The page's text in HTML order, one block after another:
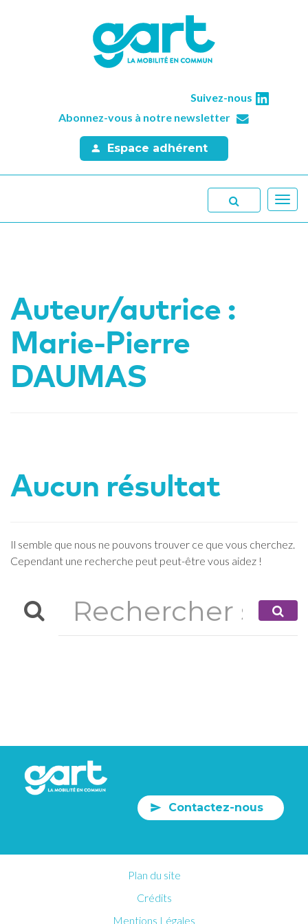
Suivez-nous
Abonnez-vous à notre newsletter
Espace adhérent
Auteur/autrice :
Marie-Pierre
DAUMAS
Aucun résultat
Il semble que nous ne pouvons trouver ce que vous cherchez.
Cependant une recherche peut peut-être vous aidez !
Contactez-nous
Plan du site
Crédits
Mentions Légales